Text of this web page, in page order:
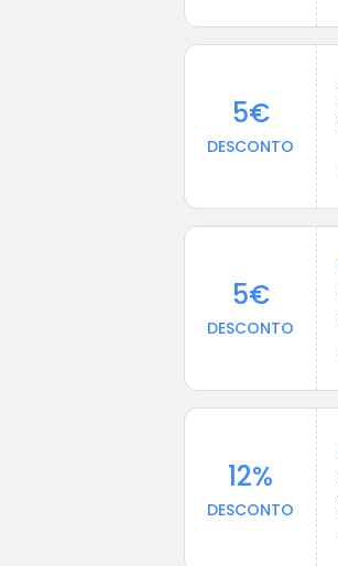
5€
DESCONTO
5€
DESCONTO
12%
DESCONTO